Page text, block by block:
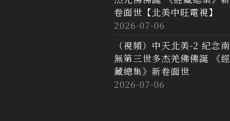
卷面世【北美中旺電視】
2026-07-06
（視頻）中天北美-2 紀念南
無第三世多杰羌佛佛誕 《經
藏總集》新卷面世
2026-07-06